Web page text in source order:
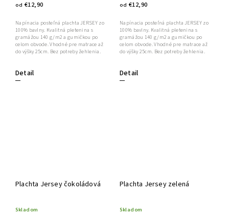
od €12,90
Detail
Napínacia posteľná plachta JERSEY zo
100% bavlny. Kvalitná pletenina s
gramážou 140 g/m2 a gumičkou po
celom obvode. Vhodné pre matrace až
do výšky 25cm. Bez potreby žehlenia.
od €12,90
Detail
Napínacia posteľná plachta JERSEY zo
100% bavlny. Kvalitná pletenina s
gramážou 140 g/m2 a gumičkou po
celom obvode. Vhodné pre matrace až
do výšky 25cm. Bez potreby žehlenia.
Plachta Jersey čokoládová
Skladom
Plachta Jersey zelená
Skladom